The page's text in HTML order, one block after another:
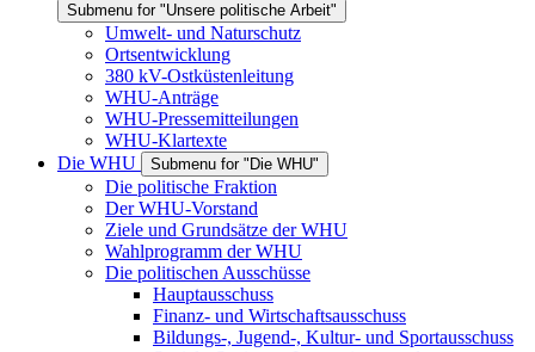
Submenu for "Unsere politische Arbeit"
Umwelt- und Naturschutz
Ortsentwicklung
380 kV-Ostküstenleitung
WHU-Anträge
WHU-Pressemitteilungen
WHU-Klartexte
Die WHU
Submenu for "Die WHU"
Die politische Fraktion
Der WHU-Vorstand
Ziele und Grundsätze der WHU
Wahlprogramm der WHU
Die politischen Ausschüsse
Hauptausschuss
Finanz- und Wirtschaftsausschuss
Bildungs-, Jugend-, Kultur- und Sportausschuss